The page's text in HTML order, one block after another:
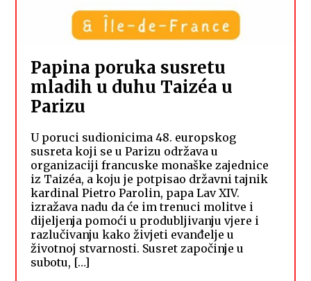
Papina poruka susretu
mladih u duhu Taizéa u
Parizu
U poruci sudionicima 48. europskog
susreta koji se u Parizu održava u
organizaciji francuske monaške zajednice
iz Taizéa, a koju je potpisao državni tajnik
kardinal Pietro Parolin, papa Lav XIV.
izražava nadu da će im trenuci molitve i
dijeljenja pomoći u produbljivanju vjere i
razlučivanju kako živjeti evanđelje u
životnoj stvarnosti. Susret započinje u
subotu, […]